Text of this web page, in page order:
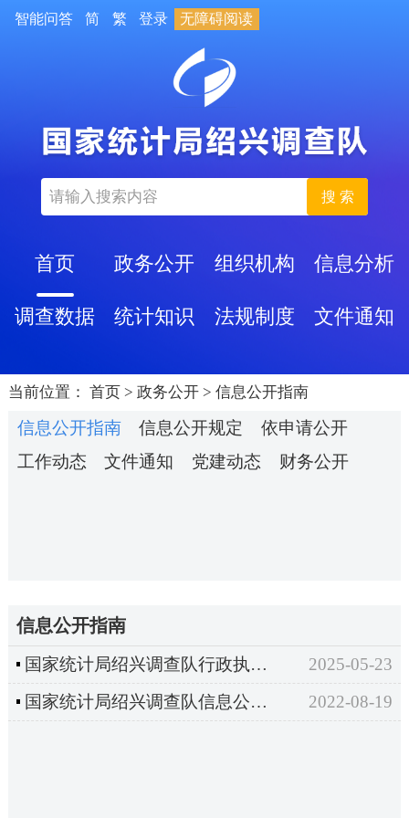
智能问答 简 繁 登录 无障碍阅读
搜 索
首页 政务公开 组织机构 信息分析
调查数据 统计知识 法规制度 文件通知
当前位置： 首页 > 政务公开 > 信息公开指南
信息公开指南 信息公开规定
依申请公开
工作动态
文件通知 党建动态 财务公开
信息公开指南
国家统计局绍兴调查队行政执法信息公示
2025-05-23
国家统计局绍兴调查队信息公开指南
2022-08-19